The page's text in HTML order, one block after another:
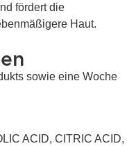
fördert die
Haut.
sowie eine Woche
ACID, CITRIC ACID,